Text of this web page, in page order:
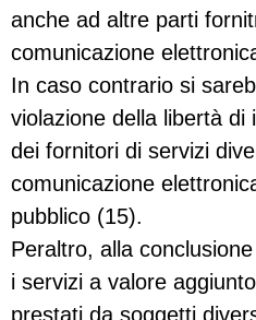
anche ad altre parti
comunicazione
In caso contrario si
violazione della libertà di
dei fornitori di servizi
comunicazione
pubblico (15).
Peraltro, alla
i servizi a valore
prestati da soggetti